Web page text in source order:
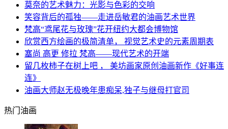
莫奈的艺术魅力：光影与色彩的交响
笑容背后的孤独——走进岳敏君的油画艺术世界
梵高“鸢尾花与玫瑰”花开纽约大都会博物馆
欣赏西方绘画的极简清单， 视觉艺术史的元素周期表
塞尚 高更 修拉 梵高——现代艺术的开端
留几枚柿子在树上吧 ， 美坊画家原创油画新作《好事连
连》
油画大师赵无极晚年患痴呆,独子与继母打官司
热门油画